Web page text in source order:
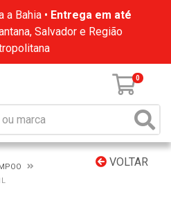
a Bahia • Entrega em até
Salvador e Região
0
VOLTAR